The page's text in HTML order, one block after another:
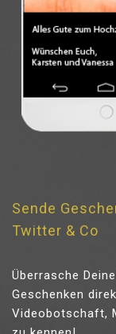
Sende
Twitter & Co
Überrasche
Geschenken
Videobotschaft,